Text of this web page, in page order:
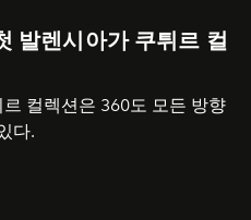
발렌시아가 쿠튀르 컬
컬렉션은 360도 모든 방향
다.